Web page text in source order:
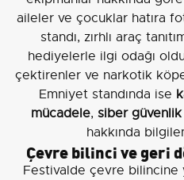
aileler ve çocuklar hatıra
standı, zırhlı araç
hediyelerle ilgi odağı
çektirenler ve narkotik
Emniyet standında ise
mücadele, siber güvenlik
hakkında
Çevre bilinci ve geri
Festivalde çevre